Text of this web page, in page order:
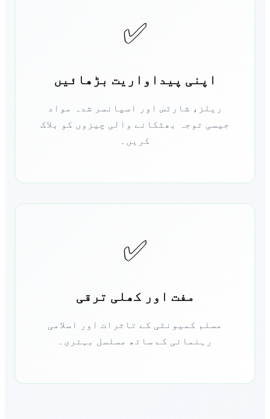
✅
اپنی پیداواریت بڑھائیں
ریلز، شارٹس اور اسپانسر شدہ مواد
جیسی توجہ بھٹکانے والی چیزوں کو بلاک
کریں۔
✅
مفت اور کھلی ترقی
مسلم کمیونٹی کے تاثرات اور اسلامی
رہنمائی کے ساتھ مسلسل بہتری۔